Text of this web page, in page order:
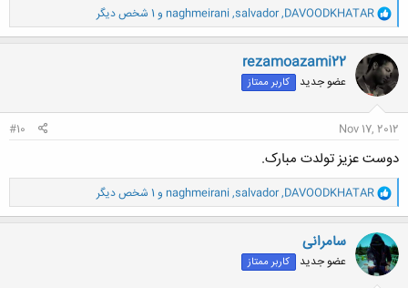
و
ا
ک
ن
ش
ه
ا
DAVOODKHATAR
,
salvador
,
naghmeirani و 1 شخص دیگر
rezamoazami22
عضو جدید کاربر ممتاز
Nov 17, 2012
#10
دوست عزیز تولدت مبارک.
و
ا
ک
ن
ش
ه
ا
DAVOODKHATAR
,
salvador
,
naghmeirani و 1 شخص دیگر
سامرانی
عضو جدید کاربر ممتاز